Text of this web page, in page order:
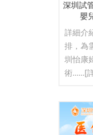
深圳試
嬰
詳細介
排，為
圳怡康
術......[